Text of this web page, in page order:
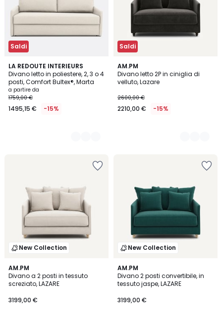
Saldi
LA REDOUTE INTERIEURS
Divano letto in poliestere, 2, 3 o 4
posti, Comfort Bultex®, Marta
a partire da
1759,00 €
1495,15 € -15%
3
Colori
Saldi
AM.PM
Divano letto 2P in ciniglia di
velluto, Lazare
2600,00 €
2210,00 € -15%
8
Colori
New Collection
AM.PM
Divano a 2 posti in tessuto
screziato, LAZARE
3199,00 €
New Collection
AM.PM
Divano 2 posti convertibile, in
tessuto jaspe, LAZARE
3199,00 €
3
Colori